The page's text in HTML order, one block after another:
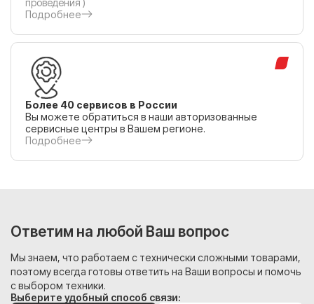
Подробнее
Более 40 сервисов в России
Вы можете обратиться в наши авторизованные
сервисные центры в Вашем регионе.
Подробнее
Ответим на любой Ваш вопрос
Мы знаем, что работаем с технически сложными товарами,
поэтому всегда готовы ответить на Ваши вопросы и помочь
с выбором техники.
Выберите удобный способ связи: